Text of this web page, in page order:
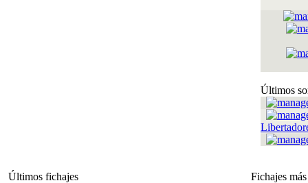
Últimos
Últimos fichajes Fichajes